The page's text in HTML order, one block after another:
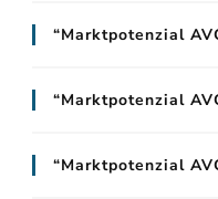
“Marktpotenzial
“Marktpotenzial
“Marktpotenzial